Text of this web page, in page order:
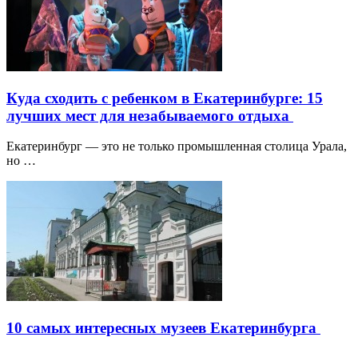
Куда сходить с ребенком в Екатеринбурге: 15
лучших мест для незабываемого отдыха
Екатеринбург — это не только промышленная столица Урала,
но …
10 самых интересных музеев Екатеринбурга